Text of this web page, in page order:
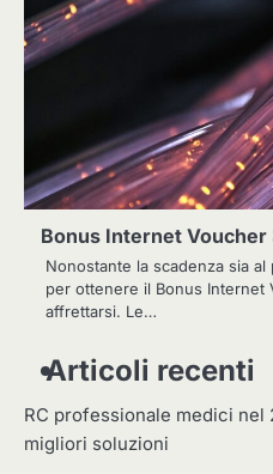
Bonus Internet
Nonostante la scadenza sia
per ottenere il Bonus Internet
affrettarsi. Le…
Articoli recenti
RC professionale medici
migliori soluzioni